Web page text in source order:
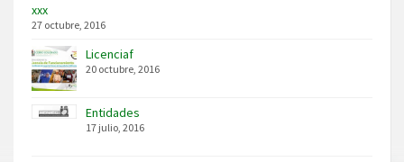
xxx
27 octubre, 2016
Licenciaf
20 octubre, 2016
Entidades
17 julio, 2016